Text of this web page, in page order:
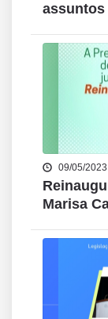
09/05/
Marisa